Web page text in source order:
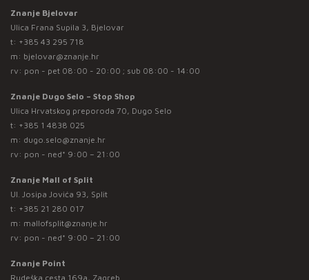
Znanje Bjelovar
Ulica Frana Supila 3, Bjelovar
t: +385 43 295 718
m: bjelovar@znanje.hr
rv: pon - pet 08:00 - 20:00 ; sub 08:00 - 14:00
Znanje Dugo Selo – Stop Shop
Ulica Hrvatskog preporoda 70, Dugo Selo
t: +385 1 4838 025
m: dugo.selo@znanje.hr
rv: pon - ned* 9:00 – 21:00
Znanje Mall of Split
Ul. Josipa Jovića 93, Split
t: +385 21 280 017
m: mallofsplit@znanje.hr
rv: pon - ned* 9:00 – 21:00
Znanje Point
Rudeška cesta 169a, Zagreb